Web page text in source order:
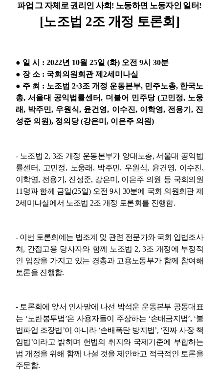
파업 그 자체로 권리인 사회 ! 노동하면 노동자인 일터!
[노조법 2조 개정 토론회 ]
● 일 시 : 2022년 10월 25일 (화) 오전 9시 30분
● 장 소 : 국회의원회관 제 2세미나실
● 주 최 : 노조법 2·3조 개정 운동본부, 민주노총, 한국노
총,서울대 공익법률센터, 더불어 민주당 (고민정, 노웅
래, 박주민, 우원식, 윤건영, 이수진, 이학영, 전용기 , 진
성준 의원), 정의당(강은미 , 이은주 의원)
- 노조법 2, 3조 개정 운동본부가 양대노총,서울대 공익법
률센터, 고민정, 노웅래 , 박주민, 우원식, 윤건영, 이수진,
이학영, 전용기 , 진성준, 강은미 , 이은주 의원 등 국회의원
11 명과 함께 금일(25일) 오전9시30분에 국회 의원회관 제
2세미나실에서 노조법 2조 개정 토론회를 진행함.
- 이번 토론회에는 법조계 및 관련 전문가와 국회 입법조사
처, 간접고용 당사자와 함께 노조법 2, 3조 개정에 부정적
인 입장을 가지고 있는 경총과 고용노동부가 함께 참여해
토론을 진행함.
- 토론회에 앞서 인사말에 나선 박석운 운동본부 공동대표
는 ‘노란봉투법’은 사용자들이 주장하는 ‘손배금지법’, ‘불
법파업 조장법’이 아니라 ‘손배폭탄 방지법’, ‘진짜 사장 책
임법’이라고 밝히며 헌법의 취지와 국제기준에 부합하는
법 개정을 위해 함께 나설 것을 제안하고 적극적인 토론을
주문함.
카드뉴스
업무